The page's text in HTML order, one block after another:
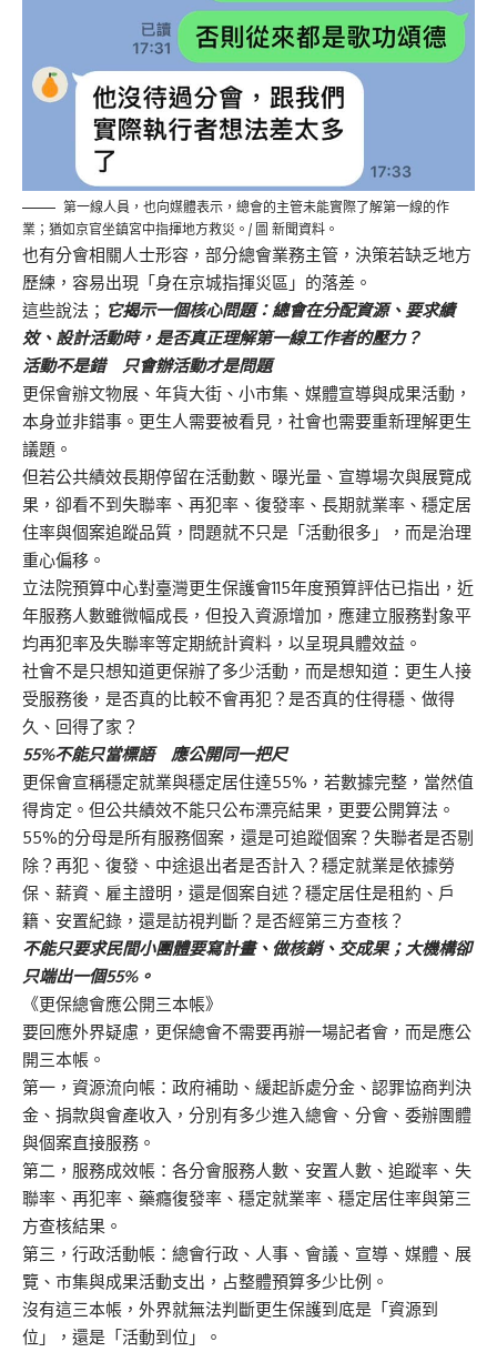
第一線人員，也向媒體表示，總會的主管未能實際了解第一線的作
業；猶如京官坐鎮宮中指揮地方救災。/ 圖 新聞資料。
也有分會相關人士形容，部分總會業務主管，決策若缺乏地方
歷練，容易出現「身在京城指揮災區」的落差。
這些說法； 它揭示一個核心問題：總會在分配資源、要求績
效、設計活動時，是否真正理解第一線工作者的壓力？
活動不是錯 只會辦活動才是問題
更保會辦文物展、年貨大街、小市集、媒體宣導與成果活動，
本身並非錯事。更生人需要被看見，社會也需要重新理解更生
議題。
但若公共績效長期停留在活動數、曝光量、宣導場次與展覽成
果，卻看不到失聯率、再犯率、復發率、長期就業率、穩定居
住率與個案追蹤品質，問題就不只是「活動很多」，而是治理
重心偏移。
立法院預算中心對臺灣更生保護會115年度預算評估已指出，近
年服務人數雖微幅成長，但投入資源增加，應建立服務對象平
均再犯率及失聯率等定期統計資料，以呈現具體效益。
社會不是只想知道更保辦了多少活動，而是想知道：更生人接
受服務後，是否真的比較不會再犯？是否真的住得穩、做得
久、回得了家？
55%不能只當標語 應公開同一把尺
更保會宣稱穩定就業與穩定居住達55%，若數據完整，當然值
得肯定。但公共績效不能只公布漂亮結果，更要公開算法。
55%的分母是所有服務個案，還是可追蹤個案？失聯者是否剔
除？再犯、復發、中途退出者是否計入？穩定就業是依據勞
保、薪資、雇主證明，還是個案自述？穩定居住是租約、戶
籍、安置紀錄，還是訪視判斷？是否經第三方查核？
不能只要求民間小團體要寫計畫、做核銷、交成果；大機構卻
只端出一個55%。
《更保總會應公開三本帳》
要回應外界疑慮，更保總會不需要再辦一場記者會，而是應公
開三本帳。
第一，資源流向帳：政府補助、緩起訴處分金、認罪協商判決
金、捐款與會產收入，分別有多少進入總會、分會、委辦團體
與個案直接服務。
第二，服務成效帳：各分會服務人數、安置人數、追蹤率、失
聯率、再犯率、藥癮復發率、穩定就業率、穩定居住率與第三
方查核結果。
第三，行政活動帳：總會行政、人事、會議、宣導、媒體、展
覽、市集與成果活動支出，占整體預算多少比例。
沒有這三本帳，外界就無法判斷更生保護到底是「資源到
位」，還是「活動到位」。